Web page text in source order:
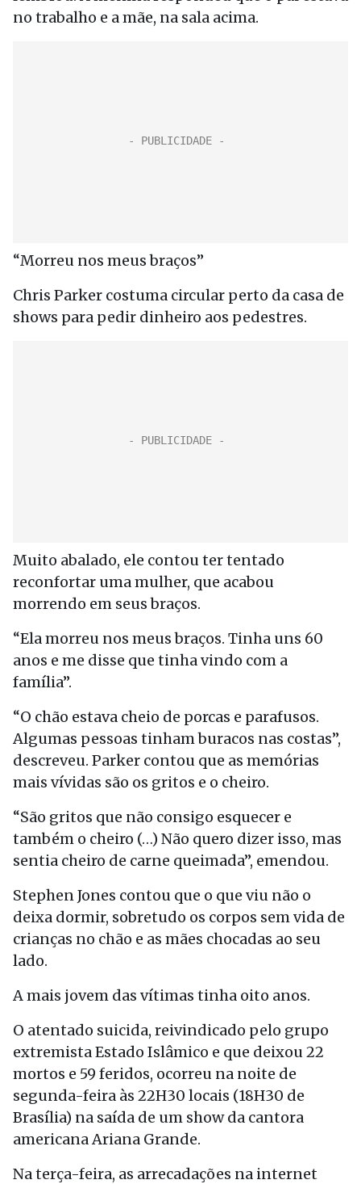
no trabalho e a mãe, na sala acima.
“Morreu nos meus braços”
Chris Parker costuma circular perto da casa de
shows para pedir dinheiro aos pedestres.
Muito abalado, ele contou ter tentado
reconfortar uma mulher, que acabou
morrendo em seus braços.
“Ela morreu nos meus braços. Tinha uns 60
anos e me disse que tinha vindo com a
família”.
“O chão estava cheio de porcas e parafusos.
Algumas pessoas tinham buracos nas costas”,
descreveu. Parker contou que as memórias
mais vívidas são os gritos e o cheiro.
“São gritos que não consigo esquecer e
também o cheiro (…) Não quero dizer isso, mas
sentia cheiro de carne queimada”, emendou.
Stephen Jones contou que o que viu não o
deixa dormir, sobretudo os corpos sem vida de
crianças no chão e as mães chocadas ao seu
lado.
A mais jovem das vítimas tinha oito anos.
O atentado suicida, reivindicado pelo grupo
extremista Estado Islâmico e que deixou 22
mortos e 59 feridos, ocorreu na noite de
segunda-feira às 22H30 locais (18H30 de
Brasília) na saída de um show da cantora
americana Ariana Grande.
Na terça-feira, as arrecadações na internet